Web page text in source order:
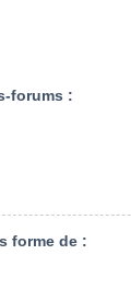
forums :
forme de :